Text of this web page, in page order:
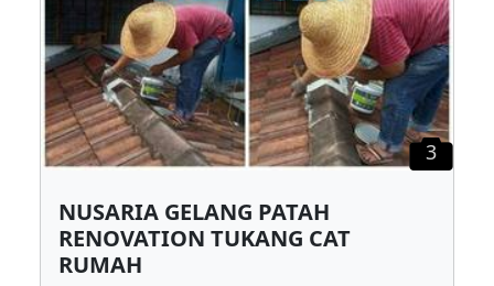
3
NUSARIA GELANG PATAH
RENOVATION TUKANG CAT
RUMAH